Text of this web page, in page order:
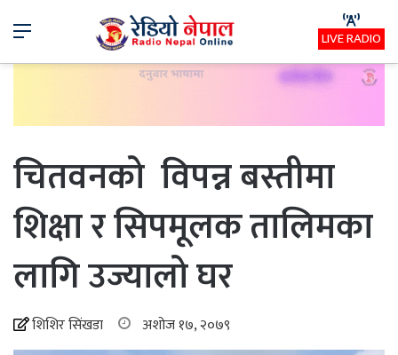
Menu LIVE RADIO
चितवनको विपन्न बस्तीमा
शिक्षा र सिपमूलक तालिमका
लागि उज्यालो घर
शिशिर सिंखडा अशोज १७, २०७९